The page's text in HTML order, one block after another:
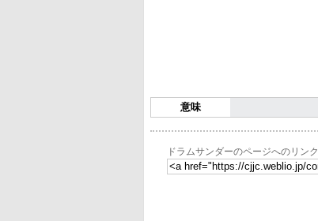
意味
ドラムサンダーのページへのリンク